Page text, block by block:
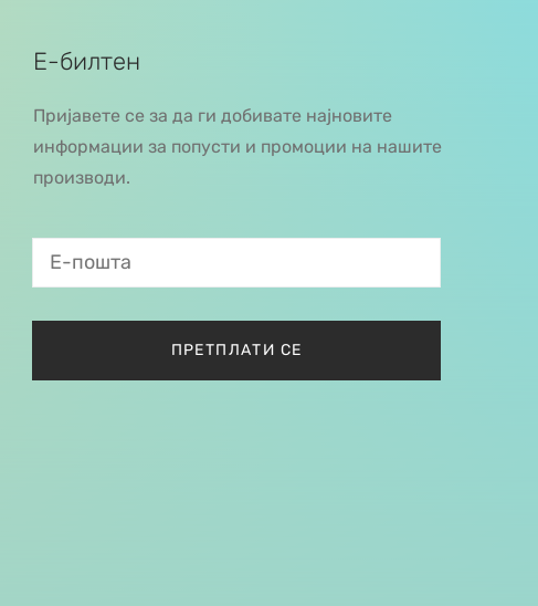
Е-билтен
Пријавете се за да ги добивате најновите
информации за попусти и промоции на нашите
производи.